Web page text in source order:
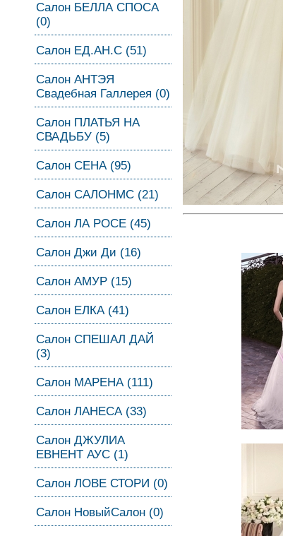
Салон БЕЛЛА СПОСА
(0)
Салон ЕД.АН.С (51)
Салон АНТЭЯ
Свадебная Галлерея (0)
Салон ПЛАТЬЯ НА
СВАДЬБУ (5)
Салон СЕНА (95)
Салон САЛОНМС (21)
Салон ЛА РОСЕ (45)
Салон Джи Ди (16)
Салон АМУР (15)
Салон ЕЛКА (41)
Салон СПЕШАЛ ДАЙ
(3)
Салон МАРЕНА (111)
Салон ЛАНЕСА (33)
Салон ДЖУЛИА
ЕВНЕНТ АУС (1)
Салон ЛОВЕ СТОРИ (0)
Салон НовыйСалон (0)